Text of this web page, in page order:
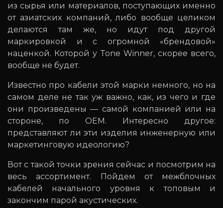
из сырья или материалов, поступающих именно
от азиатских компаний, либо вообще целиком
делаются там же, но идут под другой
маркировкой и с огромной «брендовой»
наценкой. Которой у Tone Winner, скорее всего,
вообще не будет.
Известно про кабели этой марки немного, но на
самом деле не так уж важно, как, из чего и где
они произведены — самой компанией или на
стороне, по OEM. Интересно другое:
представляют ли эти изделия инженерную или
маркетинговую идеологию?
Вот с такой точки зрения сейчас и посмотрим на
весь ассортимент. Пойдем от межблочных
кабелей начального уровня к топовым и
закончим парой акустических.